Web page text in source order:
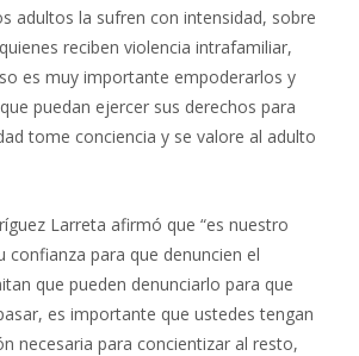
adultos la sufren con intensidad, sobre
reciben violencia intrafamiliar,
es muy importante empoderarlos y
puedan ejercer sus derechos para
tome conciencia y se valore al adulto
Larreta afirmó que “es nuestro
confianza para que denuncien el
que pueden denunciarlo para que
es importante que ustedes tengan
necesaria para concientizar al resto,